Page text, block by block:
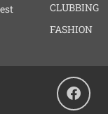
CLUBBING
FASHION